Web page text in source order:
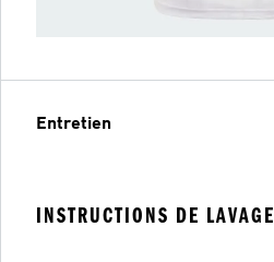
Entretien
INSTRUCTIONS DE LAVAGE